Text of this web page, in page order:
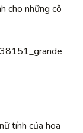
cho những cô
tính của hoa